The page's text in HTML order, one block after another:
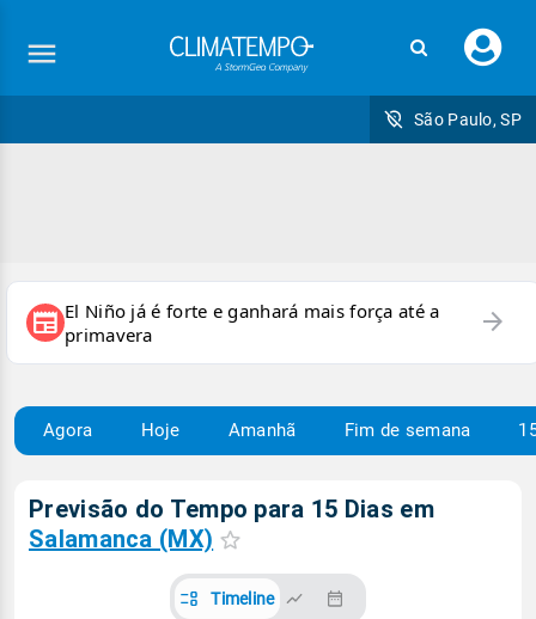
seu
São Paulo, SP
newspaper El Niño já é forte e ganhará mais força até a
primavera
arrow_forward
Agora Hoje Amanhã Fim de semana
Previsão do Tempo para 15 Dias em
Salamanca (MX)
Timeline